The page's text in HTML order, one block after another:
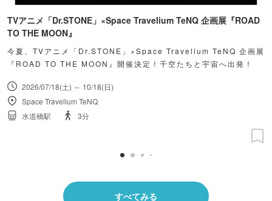
TVアニメ「Dr.STONE」×Space Travelium TeNQ 企画展『ROAD
TO THE MOON』
今夏、TVアニメ「Dr.STONE」×Space Travelium TeNQ 企画展
『ROAD TO THE MOON』開催決定！千空たちと宇宙へ出発！
2026/07/18(土) ～ 10/18(日)
Space Travelium TeNQ
水道橋駅
3分
すべてみる